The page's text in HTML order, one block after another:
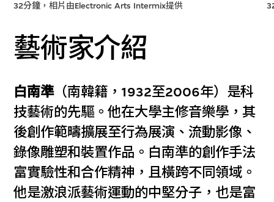
32分鐘，相片由Electronic Arts Intermix提供
藝術家介紹
白南準（南韓籍，1932至2006年）是科
技藝術的先驅。他在大學主修音樂學，其
後創作範疇擴展至行為展演、流動影像、
錄像雕塑和裝置作品。白南準的創作手法
富實驗性和合作精神，且橫跨不同領域。
他是激浪派藝術運動的中堅分子，也是富